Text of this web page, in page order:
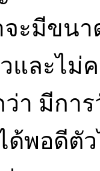
ะมีขน
และไม่
า มีกา
ด้พอดีตั